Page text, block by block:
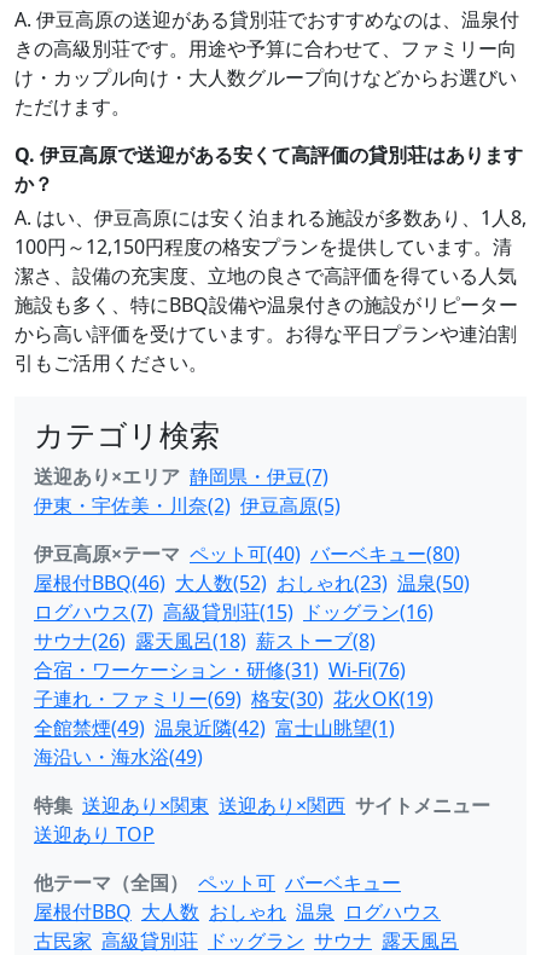
A. 伊豆高原の送迎がある貸別荘でおすすめなのは、温泉付
きの高級別荘です。用途や予算に合わせて、ファミリー向
け・カップル向け・大人数グループ向けなどからお選びい
ただけます。
Q. 伊豆高原で送迎がある安くて高評価の貸別荘はあります
か？
A. はい、伊豆高原には安く泊まれる施設が多数あり、1人8,
100円～12,150円程度の格安プランを提供しています。清
潔さ、設備の充実度、立地の良さで高評価を得ている人気
施設も多く、特にBBQ設備や温泉付きの施設がリピーター
から高い評価を受けています。お得な平日プランや連泊割
引もご活用ください。
カテゴリ検索
送迎あり×エリア 静岡県・伊豆(7)
伊東・宇佐美・川奈(2) 伊豆高原(5)
伊豆高原×テーマ ペット可(40) バーベキュー(80)
屋根付BBQ(46) 大人数(52) おしゃれ(23) 温泉(50)
ログハウス(7) 高級貸別荘(15) ドッグラン(16)
サウナ(26) 露天風呂(18) 薪ストーブ(8)
合宿・ワーケーション・研修(31) Wi-Fi(76)
子連れ・ファミリー(69) 格安(30) 花火OK(19)
全館禁煙(49) 温泉近隣(42) 富士山眺望(1)
海沿い・海水浴(49)
特集 送迎あり×関東 送迎あり×関西 サイトメニュー
送迎あり TOP
他テーマ（全国）
ペット可 バーベキュー
屋根付BBQ 大人数 おしゃれ 温泉 ログハウス
古民家 高級貸別荘 ドッグラン サウナ 露天風呂